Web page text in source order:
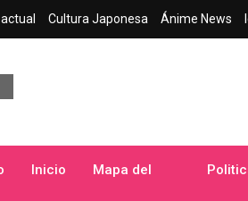
Cultura Japonesa Ánime News
Inicio Mapa del